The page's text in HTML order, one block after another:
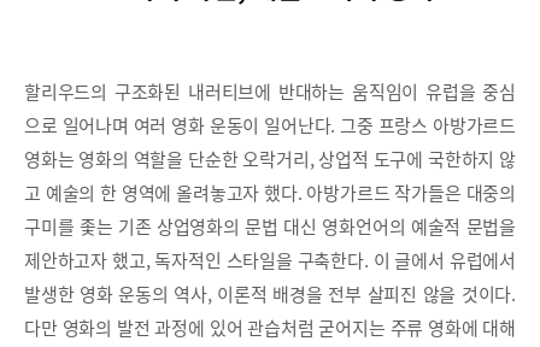
할리우드의 구조화된 내러티브에 반대하는 움직임이 유럽을 중심
으로 일어나며 여러 영화 운동이 일어난다. 그중 프랑스 아방가르드
영화는 영화의 역할을 단순한 오락거리, 상업적 도구에 국한하지 않
고 예술의 한 영역에 올려놓고자 했다. 아방가르드 작가들은 대중의
구미를 좇는 기존 상업영화의 문법 대신 영화언어의 예술적 문법을
제안하고자 했고, 독자적인 스타일을 구축한다. 이 글에서 유럽에서
발생한 영화 운동의 역사, 이론적 배경을 전부 살피진 않을 것이다.
다만 영화의 발전 과정에 있어 관습처럼 굳어지는 주류 영화에 대해